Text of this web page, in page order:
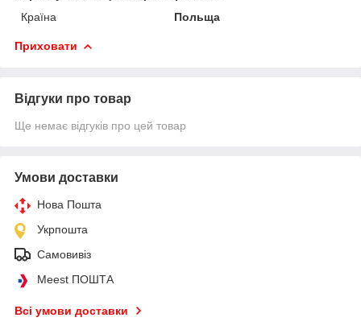
Країна
Польща
Приховати
Відгуки про товар
Ще немає відгуків про цей товар
Умови доставки
Нова Пошта
Укрпошта
Самовивіз
Meest ПОШТА
Всі умови доставки